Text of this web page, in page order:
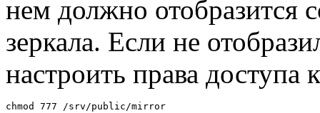
нем должно отобразится
зеркала. Если не
настроить права доступа
chmod 777 /srv/public/mirror